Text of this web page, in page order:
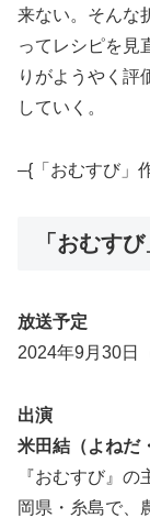
来ない。そんな
ってレシピを見
りがようやく評
していく。
–{「おむすび」
「おむす
放送予定
2024年9月30日
出演
米田結（よねだ
『おむすび』
岡県・糸島で、